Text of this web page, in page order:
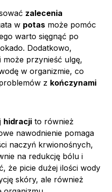
zalecenia
w potas może pomóc
warto sięgnąć po
Dodatkowo,
może przynieść ulgę,
w organizmie, co
z kończynami
hidracji to również
nawodnienie pomaga
naczyń krwionośnych,
na redukcję bólu i
że picie dużej ilości wody
skóry, ale również